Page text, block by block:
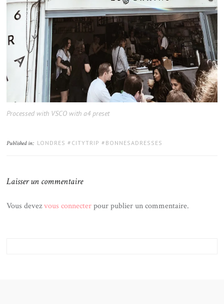
Processed with VSCO with a4 preset
Published in: LONDRES #CITYTRIP #BONNESADRESSES
Laisser un commentaire
Vous devezvous connecterpour publier un commentaire.